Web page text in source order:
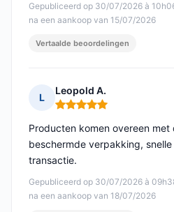
Gepubliceerd op 30/07/2026 à
na een aankoop van 15/07/2026
Vertaalde beoordelingen
L
Leopold A.
Opmerking: 5 van 5
Gepubliceerd op 30/07/2026 à
na een aankoop van 18/07/2026
Producten komen overeen
beschermde verpakking,
transactie.